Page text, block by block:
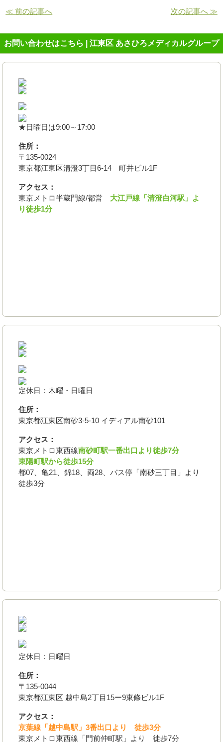
≪ 前の記事へ 次の記事へ ≫
お問い合わせはこちら | 江東区 あさひろメディカルグループ
★日曜日は9:00～17:00
住所：
〒135-0024
東京都江東区清澄3丁目6-14 町井ビル1F
アクセス：
東京メトロ半蔵門線/都営 大江戸線「清澄白河駅」よ
り徒歩1分
定休日：木曜・日曜日
住所：
東京都江東区南砂3-5-10 イディアル南砂101
アクセス：
東京メトロ東西線南砂町駅一番出口より徒歩7分
東陽町駅から徒歩15分
都07、亀21、錦18、両28、バス停「南砂三丁目」より
徒歩3分
定休日：日曜日
住所：
〒135-0044
東京都江東区 越中島2丁目15ー9東條ビル1F
アクセス：
京葉線「越中島駅」3番出口より 徒歩3分
東京メトロ東西線「門前仲町駅」より 徒歩7分